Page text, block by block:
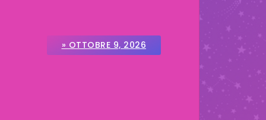
» OTTOBRE 9, 2026